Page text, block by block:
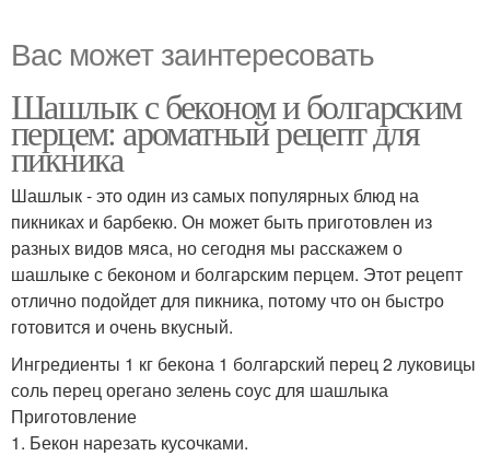
Вас может заинтересовать
Шашлык с беконом и болгарским
перцем: ароматный рецепт для
пикника
Шашлык - это один из самых популярных блюд на
пикниках и барбекю. Он может быть приготовлен из
разных видов мяса, но сегодня мы расскажем о
шашлыке с беконом и болгарским перцем. Этот рецепт
отлично подойдет для пикника, потому что он быстро
готовится и очень вкусный.
Ингредиенты 1 кг бекона 1 болгарский перец 2 луковицы
соль перец орегано зелень соус для шашлыка
Приготовление
1. Бекон нарезать кусочками.